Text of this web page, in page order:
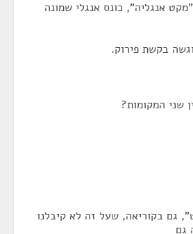
אנגליה", כונס אנגלי שמונה
בקשת פירוק.
שני המקומות?
גם בקוריאה, שעל זה לא קיבלנו
גם